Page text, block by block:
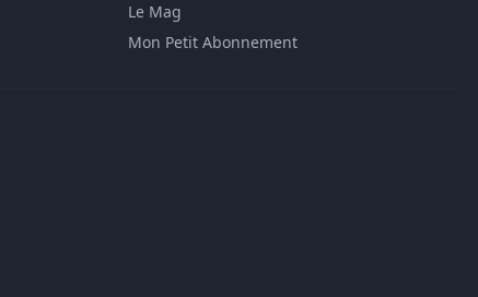
Le Mag
Mon Petit Abonnement